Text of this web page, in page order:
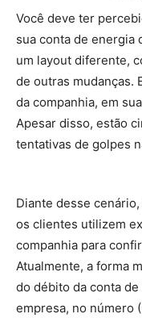
Você deve ter
sua conta de energia
um layout diferente,
de outras mudanças.
da companhia, em
Apesar disso, estão
tentativas de golpes
Diante desse
os clientes utilizem
companhia para
Atualmente, a forma
do débito da conta
empresa, no número